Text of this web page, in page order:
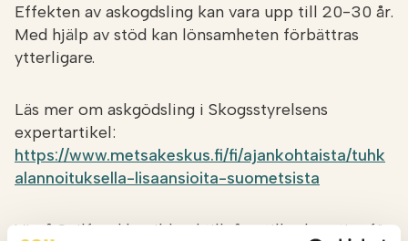
Skogsbruksföreningen Etelä-Savo
Skogsbruksföreningen Siikalakeus
Skogsbruksföreningen Pyhä-Kala
Skogsbruksföreningen Savota
Effekten av askogdsling kan vara upp till 20-30 år.
Med hjälp av stöd kan lönsamheten förbättras
ytterligare.
Läs mer om askgödsling i Skogsstyrelsens
expertartikel:
https://www.metsakeskus.fi/fi/ajankohtaista/tuhk
alannoituksella-lisaansioita-suometsista
Vi på Soilfood har ibland tillgång till askpartier för